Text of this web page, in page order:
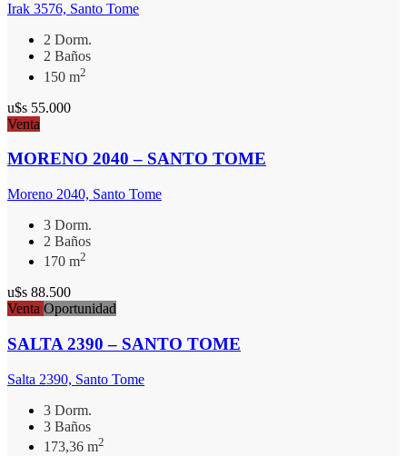
Irak 3576, Santo Tome
2 Dorm.
2 Baños
150 m2
u$s 55.000
Venta
MORENO 2040 – SANTO TOME
Moreno 2040, Santo Tome
3 Dorm.
2 Baños
170 m2
u$s 88.500
Venta Oportunidad
SALTA 2390 – SANTO TOME
Salta 2390, Santo Tome
3 Dorm.
3 Baños
173,36 m2